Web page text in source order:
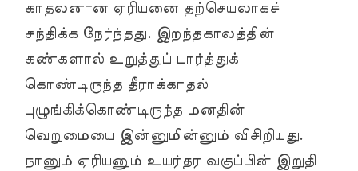
காதலனான ஏரியனை தற்செயலாகச்
சந்திக்க நேர்ந்தது. இறந்தகாலத்தின்
கண்களால் உறுத்துப் பார்த்துக்
கொண்டிருந்த தீராக்காதல்
புழுங்கிக்கொண்டிருந்த மனதின்
வெறுமையை இன்னுமின்னும் விசிறியது.
நானும் ஏரியனும் உயர்தர வகுப்பின் இறுதி